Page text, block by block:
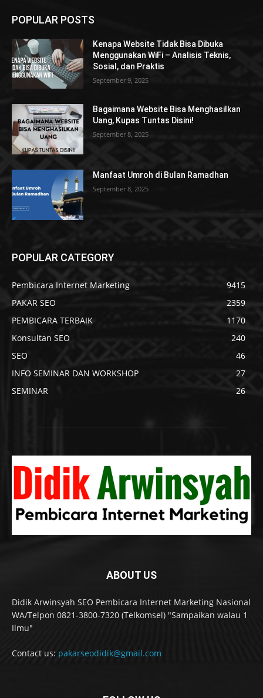
POPULAR POSTS
Kenapa Website Tidak Bisa Dibuka
Menggunakan WiFi – Analisis Teknis,
Sosial, dan Praktis
September 9, 2025
Bagaimana Website Bisa Menghasilkan
Uang, Kupas Tuntas Disini!
September 8, 2025
Manfaat Umroh di Bulan Ramadhan
September 8, 2025
POPULAR CATEGORY
Pembicara Internet Marketing
9415
PAKAR SEO
2359
PEMBICARA TERBAIK
1170
Konsultan SEO
240
SEO
46
INFO SEMINAR DAN WORKSHOP
27
SEMINAR
26
ABOUT US
Didik Arwinsyah SEO Pembicara Internet Marketing Nasional
WA/Telpon 0821-3800-7320 (Telkomsel) "Sampaikan walau 1
Ilmu"
Contact us: pakarseodidik@gmail.com